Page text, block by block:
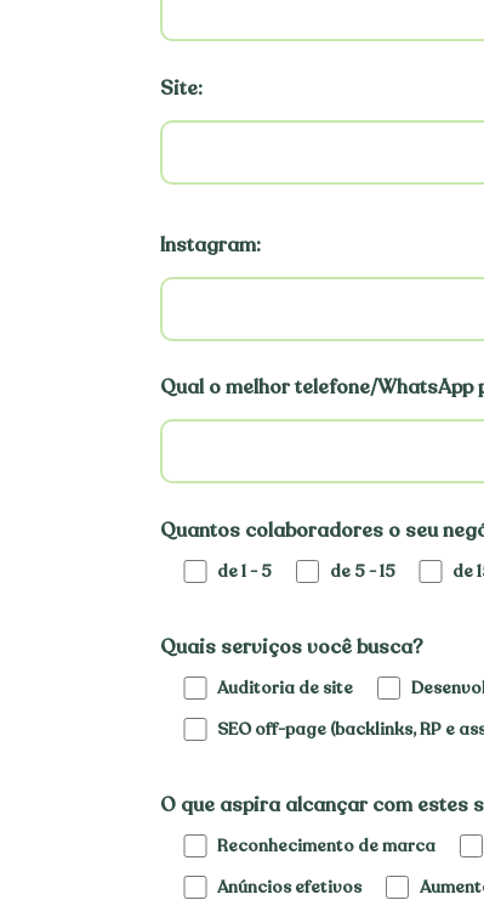
Site:
Instagram:
Qual o melhor telefone/
Quantos colaboradores o seu
de 1 - 5 de 5 - 15 de
Quais serviços você busca?
Auditoria de site
SEO off-page (backlinks, RP e
O que aspira alcançar com estes
Reconhecimento de marca
Anúncios efetivos